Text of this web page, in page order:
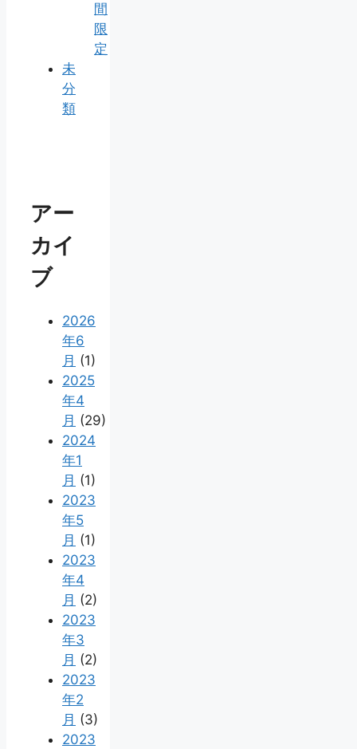
間
限
定
未
分
類
アー
カイ
ブ
2026
年6
月 (1)
2025
年4
月 (29)
2024
年1
月 (1)
2023
年5
月 (1)
2023
年4
月 (2)
2023
年3
月 (2)
2023
年2
月 (3)
2023